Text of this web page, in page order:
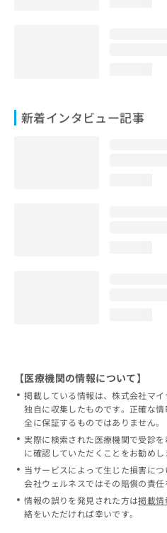
新着インタビュー記事
【医療機関の情報について】
掲載している情報は、株式会社マ
独自に収集したものです。正確な
全に保証するものではありません。
実際に検索された医療機関で受診
に確認していただくことをお勧めし
当サービスによって生じた損害に
会社ウェルネスではその賠償の責任
情報の誤りを発見された方は掲載情
絡をいただければ幸いです。